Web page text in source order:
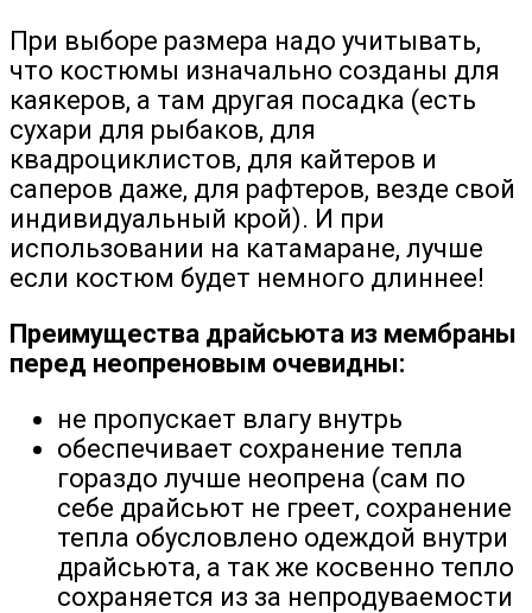
При выборе размера надо учитывать,
что костюмы изначально созданы для
каякеров, а там другая посадка (есть
сухари для рыбаков, для
квадроциклистов, для кайтеров и
саперов даже, для рафтеров, везде свой
индивидуальный крой). И при
использовании на катамаране, лучше
если костюм будет немного длиннее!
Преимущества драйсьюта из мембраны
перед неопреновым очевидны:
не пропускает влагу внутрь
обеспечивает сохранение тепла
гораздо лучше неопрена (сам по
себе драйсьют не греет, сохранение
тепла обусловлено одеждой внутри
драйсьюта, а так же косвенно тепло
сохраняется из за непродуваемости